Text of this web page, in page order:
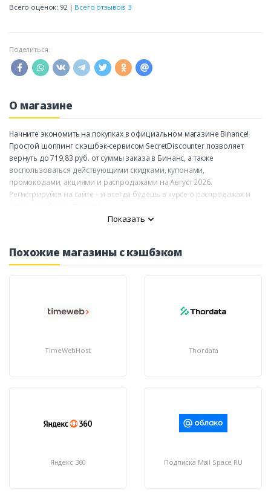
Всего оценок: 92 | Всего отзывов: 3
Поделиться:
О магазине
Начните экономить на покупках в официальном магазине Binance!
Простой шоппинг с кэшбэк-сервисом SecretDiscounter позволяет
вернуть до 719,83 руб. от суммы заказа в Бинанс, а также
воспользоваться действующими скидками, купонами,
промокодами, акциями и распродажами на Август 2026.
Регистрируйся на сайте – и всегда будешь в курсе о распродажах и
Показать
Похожие магазины с кэшбэком
TimeWebHost Thordata
Яндекс 360 Подписка Mail Space RU